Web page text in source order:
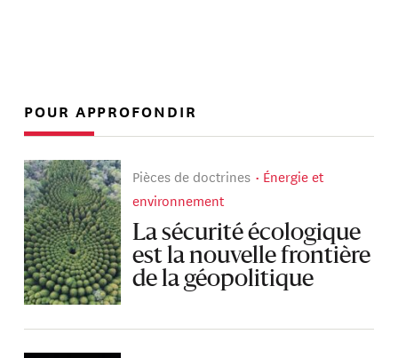
POUR APPROFONDIR
Pièces de doctrines
Énergie et
environnement
La sécurité écologique
est la nouvelle frontière
de la géopolitique